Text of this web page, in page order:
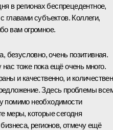
в регионах беспрецедентное,
главами субъектов. Коллеги,
вам огромное.
безусловно, очень позитивная.
тоже пока ещё очень много.
и качественно, и
Здесь проблемы
помимо необходимости
меры, которые сегодня
регионов, отмечу ещё